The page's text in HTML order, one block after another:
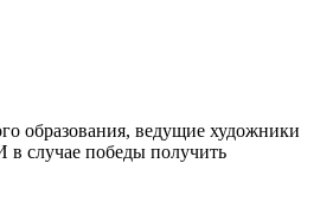
образования, ведущие художники
в случае победы получить